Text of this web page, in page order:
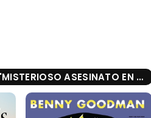
ASESINATO EN MANHATTAN'